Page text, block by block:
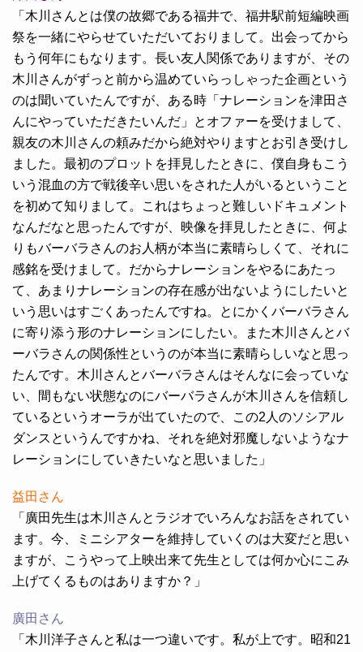
「木川さんとは僕の故郷である福井で、福井駅前短編映画
祭を一緒にやらせていただいておりまして。出会ってから
もう何年にもなります。長い友人関係でありますが、その
木川さんがずっと前から温めていらっしゃった企画という
のは聞いていたんですが、ある時「ナレーションを津田さ
んにやっていただきたいんだ」とオファーを受けまして、
親友の木川さんの頼みだから絶対やりますとお引き受けし
ました。最初のプロットを拝見したときに、僕自身もこう
いう混血の方で戦後辛い思いをされた人がいるということ
を初めて知りまして。これはちょっと難しいドキュメント
なんだなと思ったんですが、映像を拝見したときに、何よ
りもバーバラさんのお人柄が本当に素晴らしくて、それに
感銘を受けまして。だからナレーションをやるにあたっ
て、あまりナレーションの存在感が出ないようにしたいと
いう思いはすごくあったんですね。とにかくバーバラさん
に寄り添う形のナレーションにしたい。また木川さんとバ
ーバラさんの関係性というのが本当に素晴らしいなと思っ
たんです。木川さんとバーバラさんはそんなに会っていな
い、間もない状態なのにバーバラさんが木川さんを信頼し
ているというオーラが出ていたので、この2人のソシアル
ダンスというんですかね、それを絶対邪魔しないようなナ
レーションにしていきたいなと思いました」
益田さん
「廣田先生は木川さんとラジオでいろんなお話をされてい
ます。今、ミニシアターを維持していくのは大変だと思い
ますが、こうやって上映出来て先生としては何か心にこみ
上げてくるものはありますか？」
廣田さん
「木川洋子さんと私は一つ違いです。私が上です。昭和21